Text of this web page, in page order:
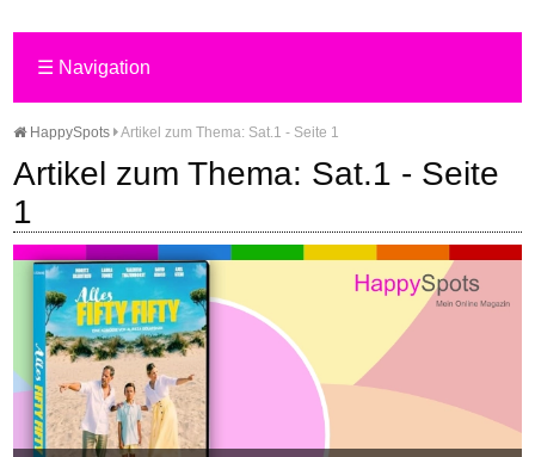
☰ Navigation
HappySpots Artikel zum Thema: Sat.1 - Seite 1
Artikel zum Thema: Sat.1 - Seite
1